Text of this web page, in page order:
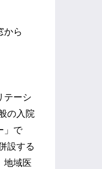
から
テーシ
の入院
」で
設する
地域医